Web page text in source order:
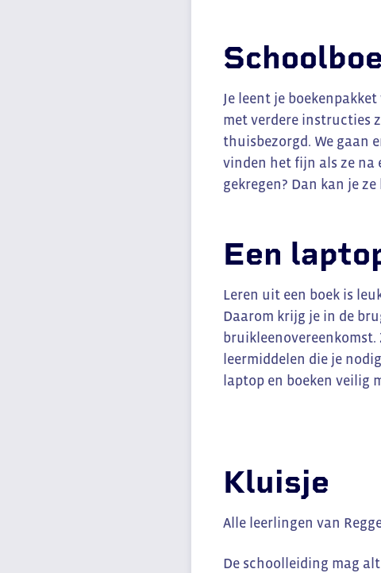
Je leent je
met verdere instructies
thuisbezorgd. We gaan
vinden het fijn als ze na
gekregen? Dan kan je
Een
Leren uit een boek is
Daarom krijg je in de
bruikleenovereenkomst.
leermiddelen die je
laptop en boeken veilig
Kluisje
Alle leerlingen van
De schoolleiding mag